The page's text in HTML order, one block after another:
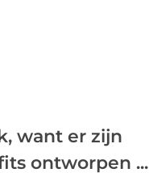
want er zijn
ontworpen ...